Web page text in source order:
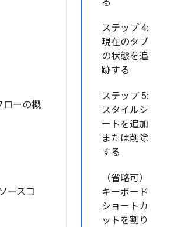
る
ステップ 4:
現在のタブ
の状態を追
跡する
ステップ 5:
スタイルシ
ートを追加
または削除
する
（省略可）
キーボード
ショートカ
ットを割り
ローの概
ースコ